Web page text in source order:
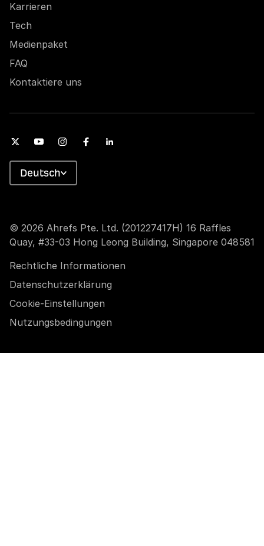
Karrieren
Tech
Medienpaket
FAQ
Kontaktiere uns
© 2026 Ahrefs Pte. Ltd. (201227417H) 16 Raffles
Quay, #33-03 Hong Leong Building, Singapore 048581
Rechtliche Informationen
Datenschutzerklärung
Cookie-Einstellungen
Nutzungsbedingungen
Deutsch